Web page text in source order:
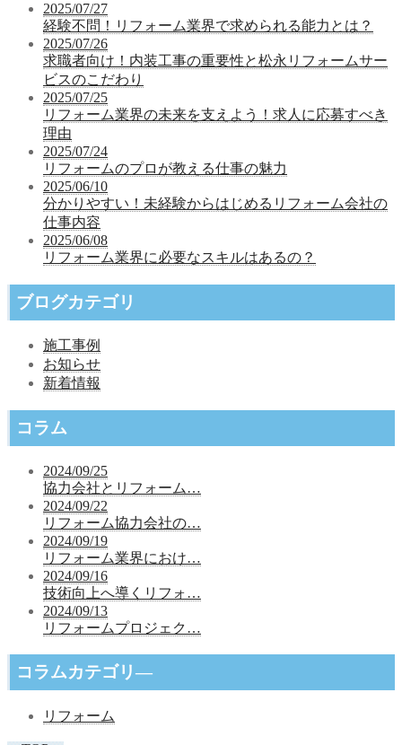
2025/07/27
経験不問！リフォーム業界で求められる能力とは？
2025/07/26
求職者向け！内装工事の重要性と松永リフォームサー
ビスのこだわり
2025/07/25
リフォーム業界の未来を支えよう！求人に応募すべき
理由
2025/07/24
リフォームのプロが教える仕事の魅力
2025/06/10
分かりやすい！未経験からはじめるリフォーム会社の
仕事内容
2025/06/08
リフォーム業界に必要なスキルはあるの？
ブログカテゴリ
施工事例
お知らせ
新着情報
コラム
2024/09/25
協力会社とリフォーム…
2024/09/22
リフォーム協力会社の…
2024/09/19
リフォーム業界におけ…
2024/09/16
技術向上へ導くリフォ…
2024/09/13
リフォームプロジェク…
コラムカテゴリ―
リフォーム